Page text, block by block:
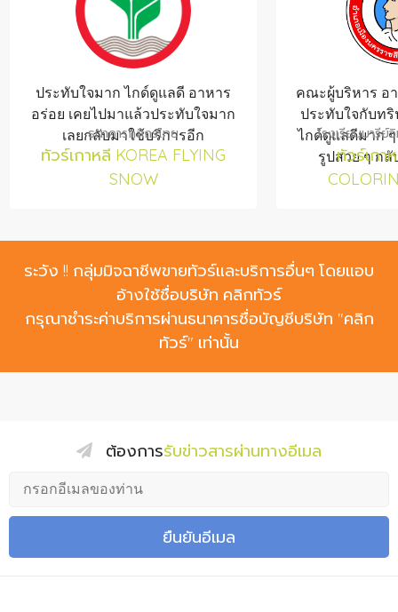
ประทับใจมาก ไกด์ดูแลดี อาหาร
อร่อย เคยไปมาแล้วประทับใจมาก
เลยกลับมาใช้บริการอีก
ธนาคารกสิกรไทย
ทัวร์เกาหลี KOREA FLYING
SNOW
คณะผู้บริหาร อ
ประทับใจกับท
ไกด์ดูแลดีมาก
รูปสวย ๆ กลั
โรงเรียนมารีย์
ทัวร์เกา
ระวัง !! กลุ่มมิจฉาชีพขายทัวร์และบริการอื่นๆ โดยแอบ
อ้างใช้ชื่อบริษัท คลิกทัวร์
กรุณาชำระค่าบริการผ่านธนาคารชื่อบัญชีบริษัท "คลิก
ทัวร์" เท่านั้น
ต้องการรับข่าวสารผ่านทางอีเมล
ยืนยันอีเมล